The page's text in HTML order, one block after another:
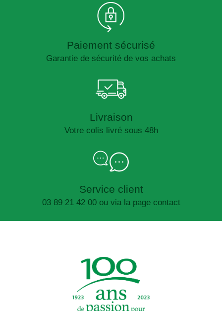
Paiement sécurisé
Garantie de sécurité de vos achats
Livraison
Votre colis livré sous 48h
Service client
03 89 21 42 00 ou via la page contact